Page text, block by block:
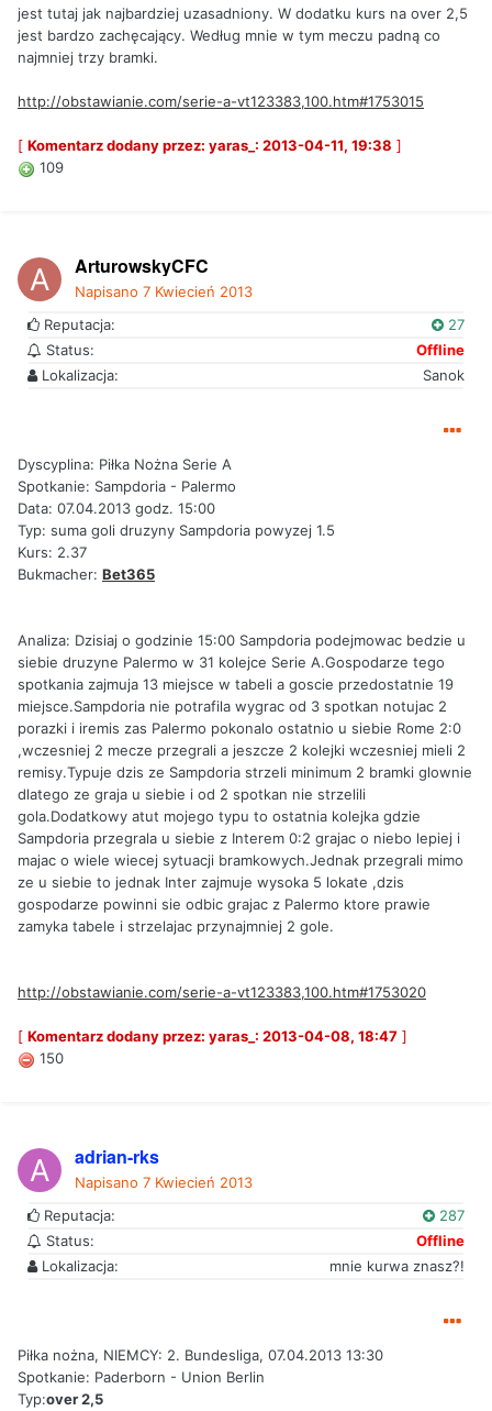
jest tutaj jak najbardziej uzasadniony. W dodatku kurs na over 2,5
jest bardzo zachęcający. Według mnie w tym meczu padną co
najmniej trzy bramki.
http://obstawianie.com/serie-a-vt123383,100.htm#1753015
[ Komentarz dodany przez: yaras_: 2013-04-11, 19:38 ]
109
ArturowskyCFC
Napisano 7 Kwiecień 2013
Reputacja:
27
Status:
Offline
Lokalizacja:
Sanok
Dyscyplina: Piłka Nożna Serie A
Spotkanie: Sampdoria - Palermo
Data: 07.04.2013 godz. 15:00
Typ: suma goli druzyny Sampdoria powyzej 1.5
Kurs: 2.37
Bukmacher: Bet365
Analiza: Dzisiaj o godzinie 15:00 Sampdoria podejmowac bedzie u
siebie druzyne Palermo w 31 kolejce Serie A.Gospodarze tego
spotkania zajmuja 13 miejsce w tabeli a goscie przedostatnie 19
miejsce.Sampdoria nie potrafila wygrac od 3 spotkan notujac 2
porazki i iremis zas Palermo pokonalo ostatnio u siebie Rome 2:0
,wczesniej 2 mecze przegrali a jeszcze 2 kolejki wczesniej mieli 2
remisy.Typuje dzis ze Sampdoria strzeli minimum 2 bramki glownie
dlatego ze graja u siebie i od 2 spotkan nie strzelili
gola.Dodatkowy atut mojego typu to ostatnia kolejka gdzie
Sampdoria przegrala u siebie z Interem 0:2 grajac o niebo lepiej i
majac o wiele wiecej sytuacji bramkowych.Jednak przegrali mimo
ze u siebie to jednak Inter zajmuje wysoka 5 lokate ,dzis
gospodarze powinni sie odbic grajac z Palermo ktore prawie
zamyka tabele i strzelajac przynajmniej 2 gole.
http://obstawianie.com/serie-a-vt123383,100.htm#1753020
[ Komentarz dodany przez: yaras_: 2013-04-08, 18:47 ]
150
adrian-rks
Napisano 7 Kwiecień 2013
Reputacja:
287
Status:
Offline
Lokalizacja:
mnie kurwa znasz?!
Piłka nożna, NIEMCY: 2. Bundesliga, 07.04.2013 13:30
Spotkanie: Paderborn - Union Berlin
Typ:over 2,5